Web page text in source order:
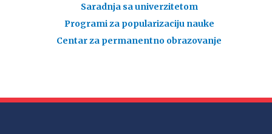
Saradnja sa univerzitetom
Programi za popularizaciju nauke
Centar za permanentno obrazovanje